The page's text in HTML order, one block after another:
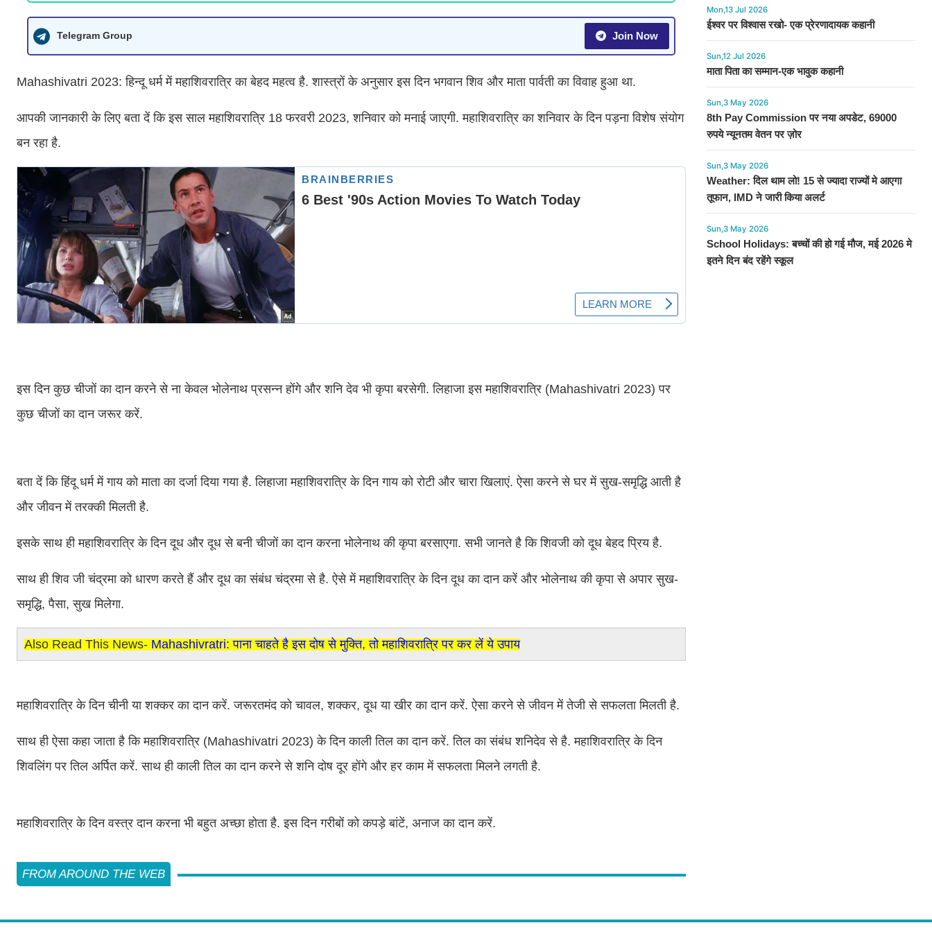
Telegram Group Join Now
Mahashivatri 2023: हिन्दू धर्म में महाशिवरात्रि का बेहद महत्व है. शास्त्रों के अनुसार इस दिन भगवान शिव और माता पार्वती का विवाह हुआ था.
आपकी जानकारी के लिए बता दें कि इस साल महाशिवरात्रि 18 फरवरी 2023, शनिवार को मनाई जाएगी. महाशिवरात्रि का शनिवार के दिन पड़ना विशेष संयोग
बन रहा है.
इस दिन कुछ चीजों का दान करने से ना केवल भोलेनाथ प्रसन्‍न होंगे और शनि देव भी कृपा बरसेगी. लिहाजा इस महाशिवरात्रि (Mahashivatri 2023) पर
कुछ चीजों का दान जरूर करें.
बता दें कि हिंदू धर्म में गाय को माता का दर्जा दिया गया है. लिहाजा महाशिवरात्रि के दिन गाय को रोटी और चारा खिलाएं. ऐसा करने से घर में सुख-समृद्धि आती है
और जीवन में तरक्‍की मिलती है.
इसके साथ ही महाशिवरात्रि के दिन दूध और दूध से बनी चीजों का दान करना भोलेनाथ की कृपा बरसाएगा. सभी जानते है कि शिवजी को दूध बेहद प्रिय है.
साथ ही शिव जी चंद्रमा को धारण करते हैं और दूध का संबंध चंद्रमा से है. ऐसे में महाशिवरात्रि के दिन दूध का दान करें और भोलेनाथ की कृपा से अपार सुख-
समृद्धि, पैसा, सुख मिलेगा.
Also Read This News- Mahashivratri: पाना चाहते है इस दोष से मुक्ति, तो महाशिवरात्रि पर कर लें ये उपाय
महाशिवरात्रि के दिन चीनी या शक्‍कर का दान करें. जरूरतमंद को चावल, शक्‍कर, दूध या खीर का दान करें. ऐसा करने से जीवन में तेजी से सफलता मिलती है.
साथ ही ऐसा कहा जाता है कि महाशिवरात्रि (Mahashivatri 2023) के दिन काली तिल का दान करें. तिल का संबंध शनिदेव से है. महाशिवरात्रि के दिन
शिवलिंग पर तिल अर्पित करें. साथ ही काली तिल का दान करने से शनि दोष दूर होंगे और हर काम में सफलता मिलने लगती है.
महाशिवरात्रि के दिन वस्‍त्र दान करना भी बहुत अच्‍छा होता है. इस दिन गरीबों को कपड़े बांटें, अनाज का दान करें.
FROM AROUND THE WEB
Mon,13 Jul 2026
ईश्वर पर विश्वास रखो- एक प्रेरणादायक कहानी
Sun,12 Jul 2026
माता पिता का सम्मान-एक भावुक कहानी
Sun,3 May 2026
8th Pay Commission पर नया अपडेट, 69000
रुपये न्यूनतम वेतन पर ज़ोर
Sun,3 May 2026
Weather: दिल थाम लो! 15 से ज्यादा राज्यों मे आएगा
तूफान, IMD ने जारी किया अलर्ट
Sun,3 May 2026
School Holidays: बच्चों की हो गई मौज, मई 2026 मे
इतने दिन बंद रहेंगे स्कूल